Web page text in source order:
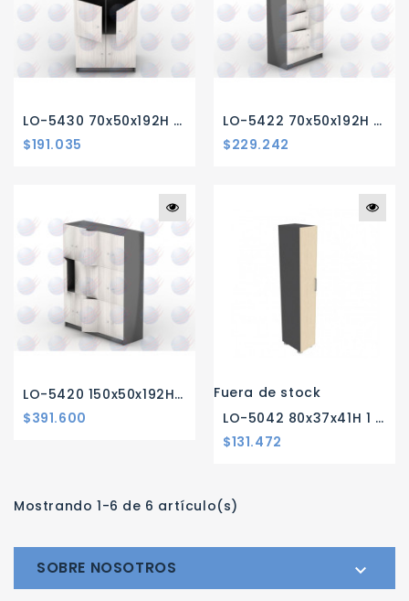
LO-5430 70x50x192H 6 PUERTA MELAMINA
$191.035
LO-5422 70x50x192H 12 PUERTA MELAMINA
$229.242
LO-5420 150x50x192H 15 PUERTA MELAMINA
$391.600
Fuera de stock
LO-5042 80x37x41H 1 PUERTA
$131.472
Mostrando 1-6 de 6 artículo(s)
SOBRE NOSOTROS 